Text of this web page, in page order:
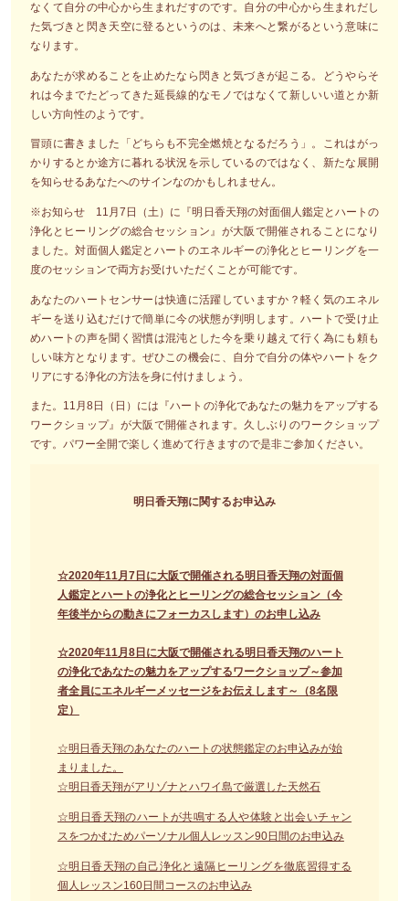
なくて自分の中心から生まれだすのです。自分の中心から生まれだし
た気づきと閃き天空に登るというのは、未来へと繋がるという意味に
なります。
あなたが求めることを止めたなら閃きと気づきが起こる。どうやらそ
れは今までたどってきた延長線的なモノではなくて新しいい道とか新
しい方向性のようです。
冒頭に書きました「どちらも不完全燃焼となるだろう」。これはがっ
かりするとか途方に暮れる状況を示しているのではなく、新たな展開
を知らせるあなたへのサインなのかもしれません。
※お知らせ 11月7日（土）に『明日香天翔の対面個人鑑定とハートの
浄化とヒーリングの総合セッション』が大阪で開催されることになり
ました。対面個人鑑定とハートのエネルギーの浄化とヒーリングを一
度のセッションで両方お受けいただくことが可能です。
あなたのハートセンサーは快適に活躍していますか？軽く気のエネル
ギーを送り込むだけで簡単に今の状態が判明します。ハートで受け止
めハートの声を聞く習慣は混沌とした今を乗り越えて行く為にも頼も
しい味方となります。ぜひこの機会に、自分で自分の体やハートをク
リアにする浄化の方法を身に付けましょう。
また。11月8日（日）には『ハートの浄化であなたの魅力をアップする
ワークショップ』が大阪で開催されます。久しぶりのワークショップ
です。パワー全開で楽しく進めて行きますので是非ご参加ください。
明日香天翔に関するお申込み
☆2020年11月7日に大阪で開催される明日香天翔の対面個
人鑑定とハートの浄化とヒーリングの総合セッション（今
年後半からの動きにフォーカスします）のお申し込み
☆2020年11月8日に大阪で開催される明日香天翔のハート
の浄化であなたの魅力をアップするワークショップ～参加
者全員にエネルギーメッセージをお伝えします～（8名限
定）
☆明日香天翔のあなたのハートの状態鑑定のお申込みが始
まりました。
☆明日香天翔がアリゾナとハワイ島で厳選した天然石
☆明日香天翔のハートが共鳴する人や体験と出会いチャン
スをつかむためパーソナル個人レッスン90日間のお申込み
☆明日香天翔の自己浄化と遠隔ヒーリングを徹底習得する
個人レッスン160日間コースのお申込み